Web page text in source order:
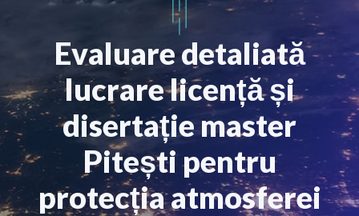
Evaluare detaliată
lucrare licență și
disertație master
Pitești pentru
protecția atmosferei